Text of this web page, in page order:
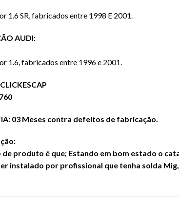
1.6 SR, fabricados entre 1998 E 2001.
AUDI:
1.6, fabricados entre 1996 e 2001.
03 Meses contra defeitos de fabricação.
produto é que; Estando em bom estado o
instalado por profissional que tenha solda